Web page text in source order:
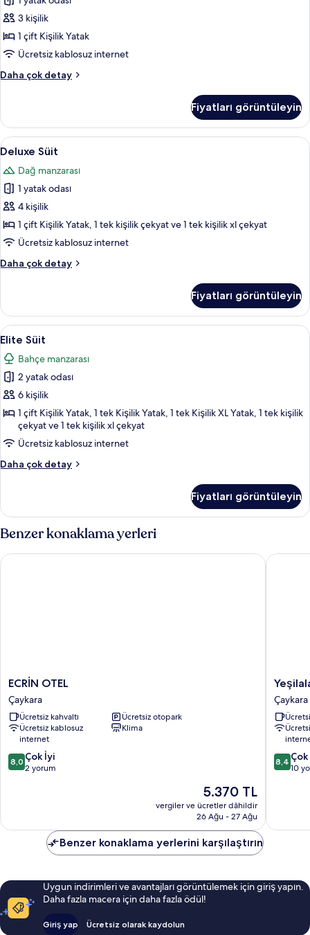
fotoğrafları
görün
3 kişilik
1 çift Kişilik Yatak
Ücretsiz kablosuz internet
Daha çok detay
Economy
daha
fazla
detay
Fiyatları görüntüleyin
Deluxe
Süit
için
tüm
fotoğrafları
görün
Deluxe Süit | Minibar, masa, dizüstü
5
Deluxe Süit
Dağ manzarası
1 yatak odası
4 kişilik
1 çift Kişilik Yatak, 1 tek kişilik çekyat ve 1 tek kişilik xl çekyat
Ücretsiz kablosuz internet
Daha çok detay
Deluxe
fazla
detay
Fiyatları görüntüleyin
Elite
Süit
için
tüm
fotoğrafları
görün
Elite Süit | Oturma alanı | Uydu
8
Elite Süit
Bahçe manzarası
2 yatak odası
6 kişilik
1 çift Kişilik Yatak, 1 tek Kişilik Yatak, 1 tek Kişilik XL Yatak, 1 tek kişilik
çekyat ve 1 tek kişilik xl çekyat
Ücretsiz kablosuz internet
Daha çok detay
Elite
fazla
detay
Fiyatları görüntüleyin
Benzer konaklama yerleri
ECRİN
OTEL
Çaykara
ECRİN OTEL
Çaykara
Ücretsiz kahvaltı
Ücretsiz otopark
Ücretsiz kablosuz
internet
Klima
10
üzerinden
yorum
8,0 Çok İyi
2 yorum
Güncel
fiyat:
5.370 TL
5.370 TL
vergiler ve ücretler dâhildir
26 Ağu - 27 Ağu
ECRİN OTEL
Yeşilalan
Hotel
Çaykara
Çaykara
Çaykara
10
yorum
8,4
10
Benzer konaklama yerlerini karşılaştırın
Uygun indirimleri ve avantajları görüntülemek için giriş yapın.
Daha fazla macera için daha fazla ödül!
Giriş yap Ücretsiz olarak kaydolun